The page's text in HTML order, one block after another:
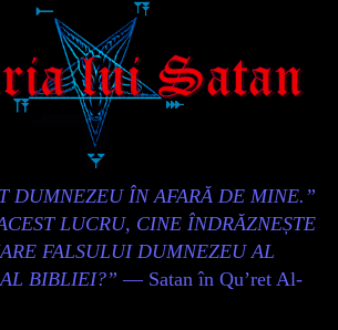
DUMNEZEU ÎN AFARĂ DE MINE.”
LUCRU, CINE ÎNDRĂZNEȘTE
FALSULUI DUMNEZEU AL
BIBLIEI?” — Satan în Qu’ret Al-